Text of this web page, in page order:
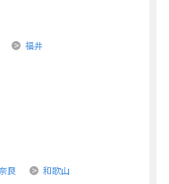
福井
奈良 和歌山